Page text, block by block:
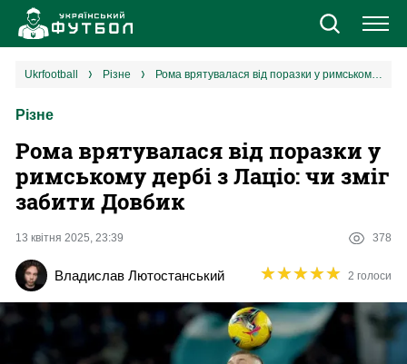
Новини
Єврокубки
2 ліга
ukrfootball різне Рома врятувалася від поразки у римському дербі з Лаціо: чи зміг забити Довбик
Різне
Рома врятувалася від поразки у
римському дербі з Лаціо: чи зміг
забити Довбик
13 квітня 2025, 23:39 378
Владислав Лютостанський ★★★★★
★★★★★ 2 голоси